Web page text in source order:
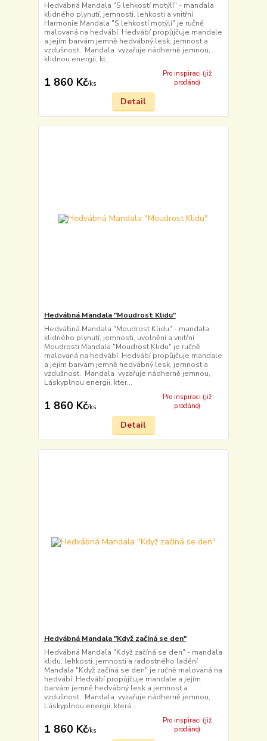
Hedvábná Mandala "S lehkostí motýlí" - mandala
klidného plynutí, jemnosti, lehkosti a vnitřní
Harmonie Mandala "S lehkostí motýlí" je ručně
malovaná na hedvábí. Hedvábí propůjčuje mandale
a jejím barvám jemně hedvábný lesk, jemnost a
vzdušnost. Mandala vyzařuje nádherně jemnou,
klidnou energii, kt...
1 860 Kč/ks
Pro inspiraci (již
prodáno)
Detail
Hedvábná Mandala "Moudrost Klidu"
Hedvábná Mandala "Moudrost Klidu" - mandala
klidného plynutí, jemnosti, uvolnění a vnitřní
Moudrosti Mandala "Moudrost Klidu" je ručně
malovaná na hedvábí. Hedvábí propůjčuje mandale
a jejím barvám jemně hedvábný lesk, jemnost a
vzdušnost. Mandala vyzařuje nádherně jemnou,
Láskyplnou energii, kter...
1 860 Kč/ks
Pro inspiraci (již
prodáno)
Detail
Hedvábná Mandala "Když začíná se den"
Hedvábná Mandala "Když začíná se den" - mandala
klidu, lehkosti, jemnosti a radostného ladění
Mandala "Když začíná se den" je ručně malovaná na
hedvábí. Hedvábí propůjčuje mandale a jejím
barvám jemně hedvábný lesk a jemnost a
vzdušnost. Mandala vyzařuje nádherně jemnou,
Láskyplnou energii, která...
1 860 Kč/ks
Pro inspiraci (již
prodáno)